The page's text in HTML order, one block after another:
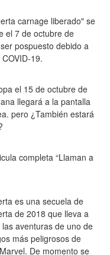
carnage liberado" se
el 7 de octubre de
pospuesto debido a
19.
el 15 de octubre de
llegará a la pantalla
pero ¿También estará
completa “Llaman a
es una secuela de
de 2018 que lleva a
aventuras de uno de
más peligrosos de
De momento se